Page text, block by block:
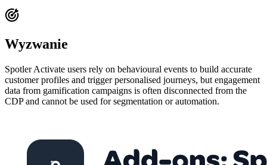
Wyzwanie
Spotler Activate users rely on behavioural events to build accurate
customer profiles and trigger personalised journeys, but engagement
data from gamification campaigns is often disconnected from the
CDP and cannot be used for segmentation or automation.